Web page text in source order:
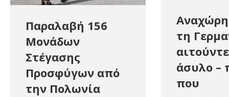
Παραλαβή 156
Μονάδων
Στέγασης
Προσφύγων από
την Πολωνία
τη
άσυλο –
που